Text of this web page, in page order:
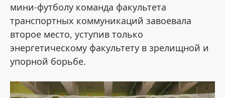
мини-футболу команда факультета
транспортных коммуникаций завоевала
второе место, уступив только
энергетическому факультету в зрелищной и
упорной борьбе.